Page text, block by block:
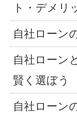
ト・デメリ
自社ローン
自社ローン
賢く選ぼう
自社ローン